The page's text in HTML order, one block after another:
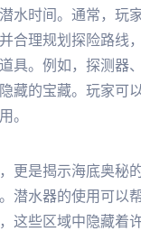
水时间。通常，玩
理规划探险路线
具。例如，探测器
藏的宝藏。玩家可
。
更是揭示海底奥秘
潜水器的使用可以
些区域中隐藏着